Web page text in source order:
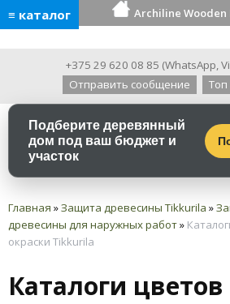
≡ каталог Archiline Wooden
+375 29 620 08 85 (WhatsApp,
Отправить сообщение
Топ
Подберите деревянный
дом под ваш бюджет и
участок
Главная »Защита древесины Tikkurila »
древесины для наружных работ»
окраски Tikkurila
Каталоги